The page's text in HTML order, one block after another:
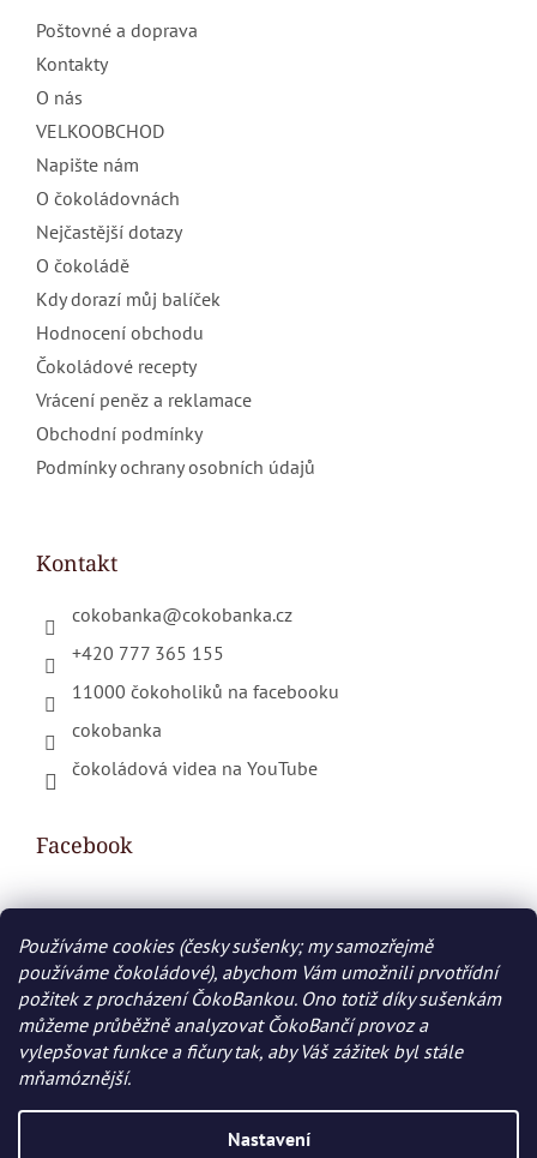
Používáme cookies (česky sušenky; my samozřejmě
používáme čokoládové), abychom Vám umožnili prvotřídní
požitek z procházení ČokoBankou. Ono totiž díky sušenkám
můžeme průběžně analyzovat ČokoBančí provoz a
vylepšovat funkce a fičury tak, aby Váš zážitek byl stále
mňamóznější.
Nastavení
Poštovné a doprava
Kontakty
O nás
VELKOOBCHOD
Napište nám
O čokoládovnách
Nejčastější dotazy
O čokoládě
Kdy dorazí můj balíček
Hodnocení obchodu
Čokoládové recepty
Vrácení peněz a reklamace
Obchodní podmínky
Podmínky ochrany osobních údajů
Kontakt
cokobanka@cokobanka.cz
+420 777 365 155
11000 čokoholiků na facebooku
cokobanka
čokoládová videa na YouTube
Facebook
Nákupní košík
0KS /0 KČ
Vytvořil Shoptet